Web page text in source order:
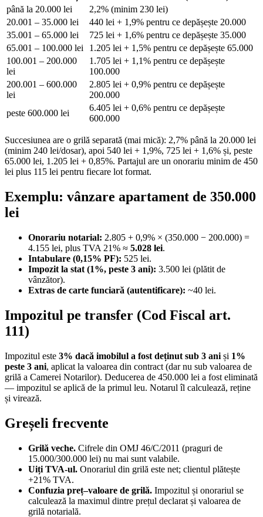
până la 20.000 lei
2,2% (minim 230 lei)
20.001 – 35.000 lei
440 lei + 1,9% pentru ce depășește 20.000
35.001 – 65.000 lei
725 lei + 1,6% pentru ce depășește 35.000
65.001 – 100.000 lei
1.205 lei + 1,5% pentru ce depășește 65.000
100.001 – 200.000
lei
1.705 lei + 1,1% pentru ce depășește
100.000
200.001 – 600.000
lei
2.805 lei + 0,9% pentru ce depășește
200.000
peste 600.000 lei
6.405 lei + 0,6% pentru ce depășește
600.000
Succesiunea are o grilă separată (mai mică): 2,7% până la 20.000 lei
(minim 240 lei/dosar), apoi 540 lei + 1,9%, 725 lei + 1,6% și, peste
65.000 lei, 1.205 lei + 0,85%. Partajul are un onorariu minim de 450
lei plus 115 lei pentru fiecare lot format.
Exemplu: vânzare apartament de 350.000
lei
Onorariu notarial: 2.805 + 0,9% × (350.000 − 200.000) =
4.155 lei, plus TVA 21% ≈ 5.028 lei.
Intabulare (0,15% PF): 525 lei.
Impozit la stat (1%, peste 3 ani): 3.500 lei (plătit de
vânzător).
Extras de carte funciară (autentificare): ~40 lei.
Impozitul pe transfer (Cod Fiscal art.
111)
Impozitul este 3% dacă imobilul a fost deținut sub 3 ani și 1%
peste 3 ani, aplicat la valoarea din contract (dar nu sub valoarea de
grilă a Camerei Notarilor). Deducerea de 450.000 lei a fost eliminată
— impozitul se aplică de la primul leu. Notarul îl calculează, reține
și virează.
Greșeli frecvente
Grilă veche. Cifrele din OMJ 46/C/2011 (praguri de
15.000/300.000 lei) nu mai sunt valabile.
Uiți TVA-ul. Onorariul din grilă este net; clientul plătește
+21% TVA.
Confuzia preț–valoare de grilă. Impozitul și onorariul se
calculează la maximul dintre prețul declarat și valoarea de
grilă notarială.